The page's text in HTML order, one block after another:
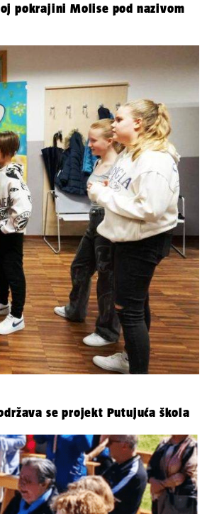
pokrajini Molise pod nazivom
se projekt Putujuća škola